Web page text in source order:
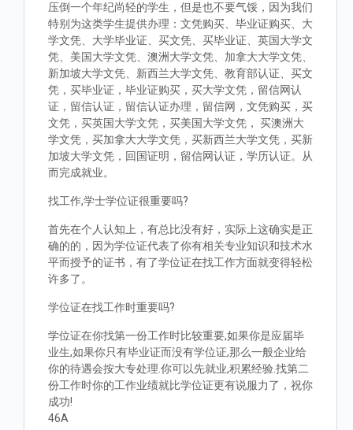
压倒一个年纪尚轻的学生，但是也不要气馁，因为我们
特别为这类学生提供办理：文凭购买、毕业证购买、大
学文凭、大学毕业证、买文凭、买毕业证、英国大学文
凭、美国大学文凭、澳洲大学文凭、加拿大大学文凭、
新加坡大学文凭、新西兰大学文凭、教育部认证、买文
凭，买毕业证，毕业证购买，买大学文凭，留信网认
证，留信认证，留信认证办理，留信网，文凭购买，买
文凭，买英国大学文凭，买美国大学文凭， 买澳洲大
学文凭，买加拿大大学文凭，买新西兰大学文凭，买新
加坡大学文凭，回国证明，留信网认证，学历认证。从
而完成就业。
找工作,学士学位证很重要吗?
首先在个人认知上，有总比没有好，实际上这确实是正
确的的，因为学位证代表了你有相关专业知识和技术水
平而授予的证书，有了学位证在找工作方面就变得轻松
许多了。
学位证在找工作时重要吗?
学位证在你找第一份工作时比较重要,如果你是应届毕
业生,如果你只有毕业证而没有学位证,那么一般企业给
你的待遇会按大专处理.你可以先就业,积累经验.找第二
份工作时你的工作业绩就比学位证更有说服力了，祝你
成功!
46A